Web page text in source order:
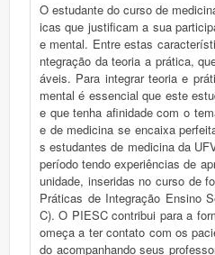
O estudante do curso de
icas que justificam a sua
e mental. Entre estas
ntegração da teoria a prática,
áveis. Para integrar teoria e
mental é essencial que este
e que tenha afinidade com o
e de medicina se encaixa
s estudantes de medicina da
período tendo experiências de
unidade, inseridas no curso de
Práticas de Integração Ensino
C). O PIESC contribui para a
omeça a ter contato com os
do acompanhando seus